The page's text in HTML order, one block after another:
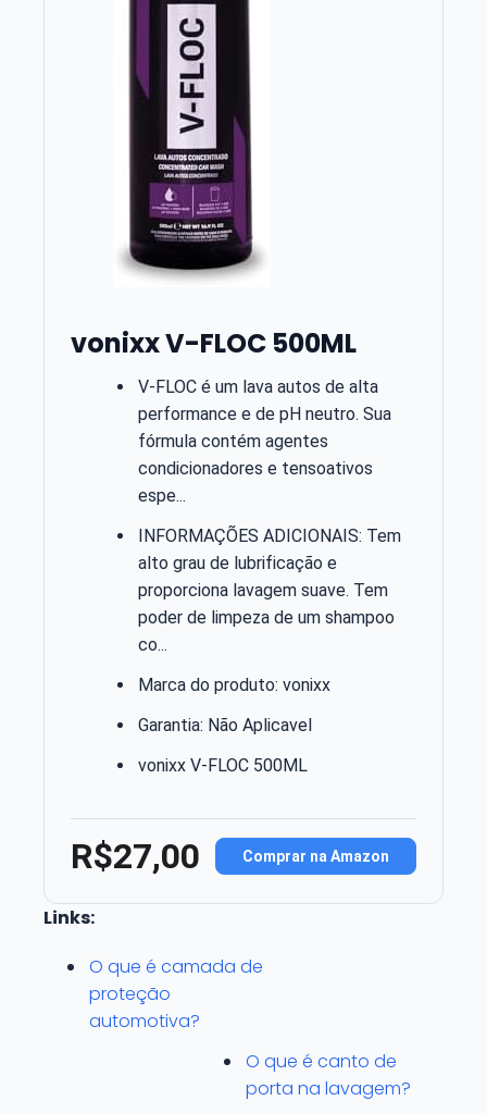
vonixx V-FLOC 500ML
V-FLOC é um lava autos de alta
performance e de pH neutro. Sua
fórmula contém agentes
condicionadores e tensoativos
espe...
INFORMAÇÕES ADICIONAIS: Tem
alto grau de lubrificação e
proporciona lavagem suave. Tem
poder de limpeza de um shampoo
co...
Marca do produto: vonixx
Garantia: Não Aplicavel
vonixx V-FLOC 500ML
R$27,00 Comprar na Amazon
Links:
O que é camada de
proteção
automotiva?
O que é canto de
porta na lavagem?